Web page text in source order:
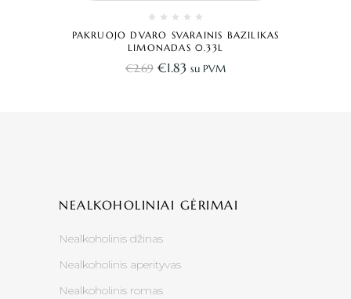
PAKRUOJO DVARO SVARAINIS BAZILIKAS
LIMONADAS 0.33L
€2.69 €1.83 su PVM
NEALKOHOLINIAI GĖRIMAI
Nealkoholinis džinas
Nealkoholinis aperityvas
Nealkoholinis romas